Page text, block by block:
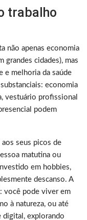
trabalho
não apenas economia
grandes cidades), mas
e melhoria da saúde
economia
vestuário profissional
podem
seus picos de
matutina ou
em hobbies,
descanso. A
você pode viver em
à natureza, ou até
digital, explorando